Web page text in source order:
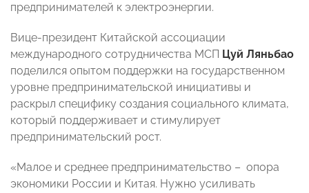
предпринимателей к электроэнергии.
Вице-президент Китайской ассоциации
международного сотрудничества МСП Цуй Ляньбао
поделился опытом поддержки на государственном
уровне предпринимательской инициативы и
раскрыл специфику создания социального климата,
который поддерживает и стимулирует
предпринимательский рост.
«Малое и среднее предпринимательство – опора
экономики России и Китая. Нужно усиливать